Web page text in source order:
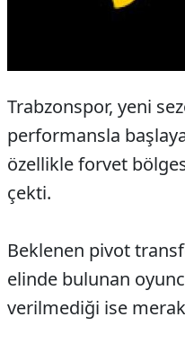
Trabzonspor, yeni
performansla
özellikle forvet
çekti.
Beklenen pivot
elinde bulunan
verilmediği ise